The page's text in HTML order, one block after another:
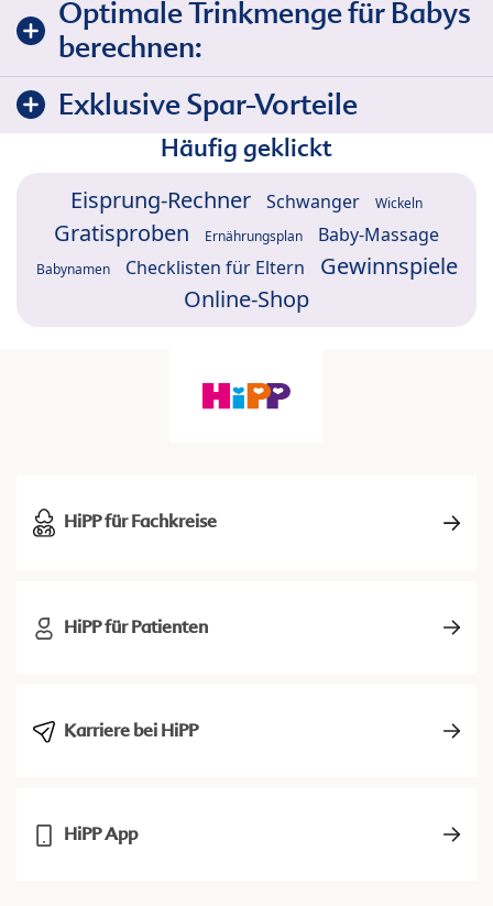
Optimale Trinkmenge für Babys
berechnen:
Exklusive Spar-Vorteile
Häufig geklickt
Eisprung-Rechner Schwanger Wickeln
Gratisproben Ernährungsplan Baby-Massage
Babynamen Checklisten für Eltern
Gewinnspiele
Online-Shop
HiPP für Fachkreise
HiPP für Patienten
Karriere bei HiPP
HiPP App